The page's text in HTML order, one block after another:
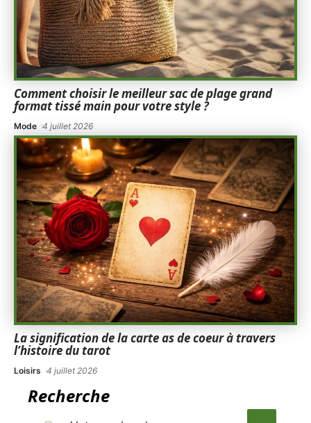
Comment choisir le meilleur sac de plage grand
format tissé main pour votre style ?
Mode 4 juillet 2026
La signification de la carte as de coeur à travers
l’histoire du tarot
Loisirs 4 juillet 2026
Recherche